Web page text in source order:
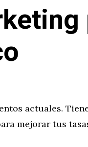
actuales.
mejorar tus